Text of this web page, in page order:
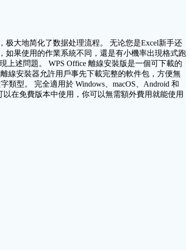
极大地简化了数据处理流程。 无论您是Excel新手还
如果使用的作業系統不同，還是有小機率出現格式跑
上述問題。 WPS Office 離線安裝版是一個可下載的
線安裝器允許用戶事先下載完整的軟件包，方便無
類型。 完全適用於 Windows、macOS、Android 和
在免費版本中使用，你可以無需額外費用就能使用